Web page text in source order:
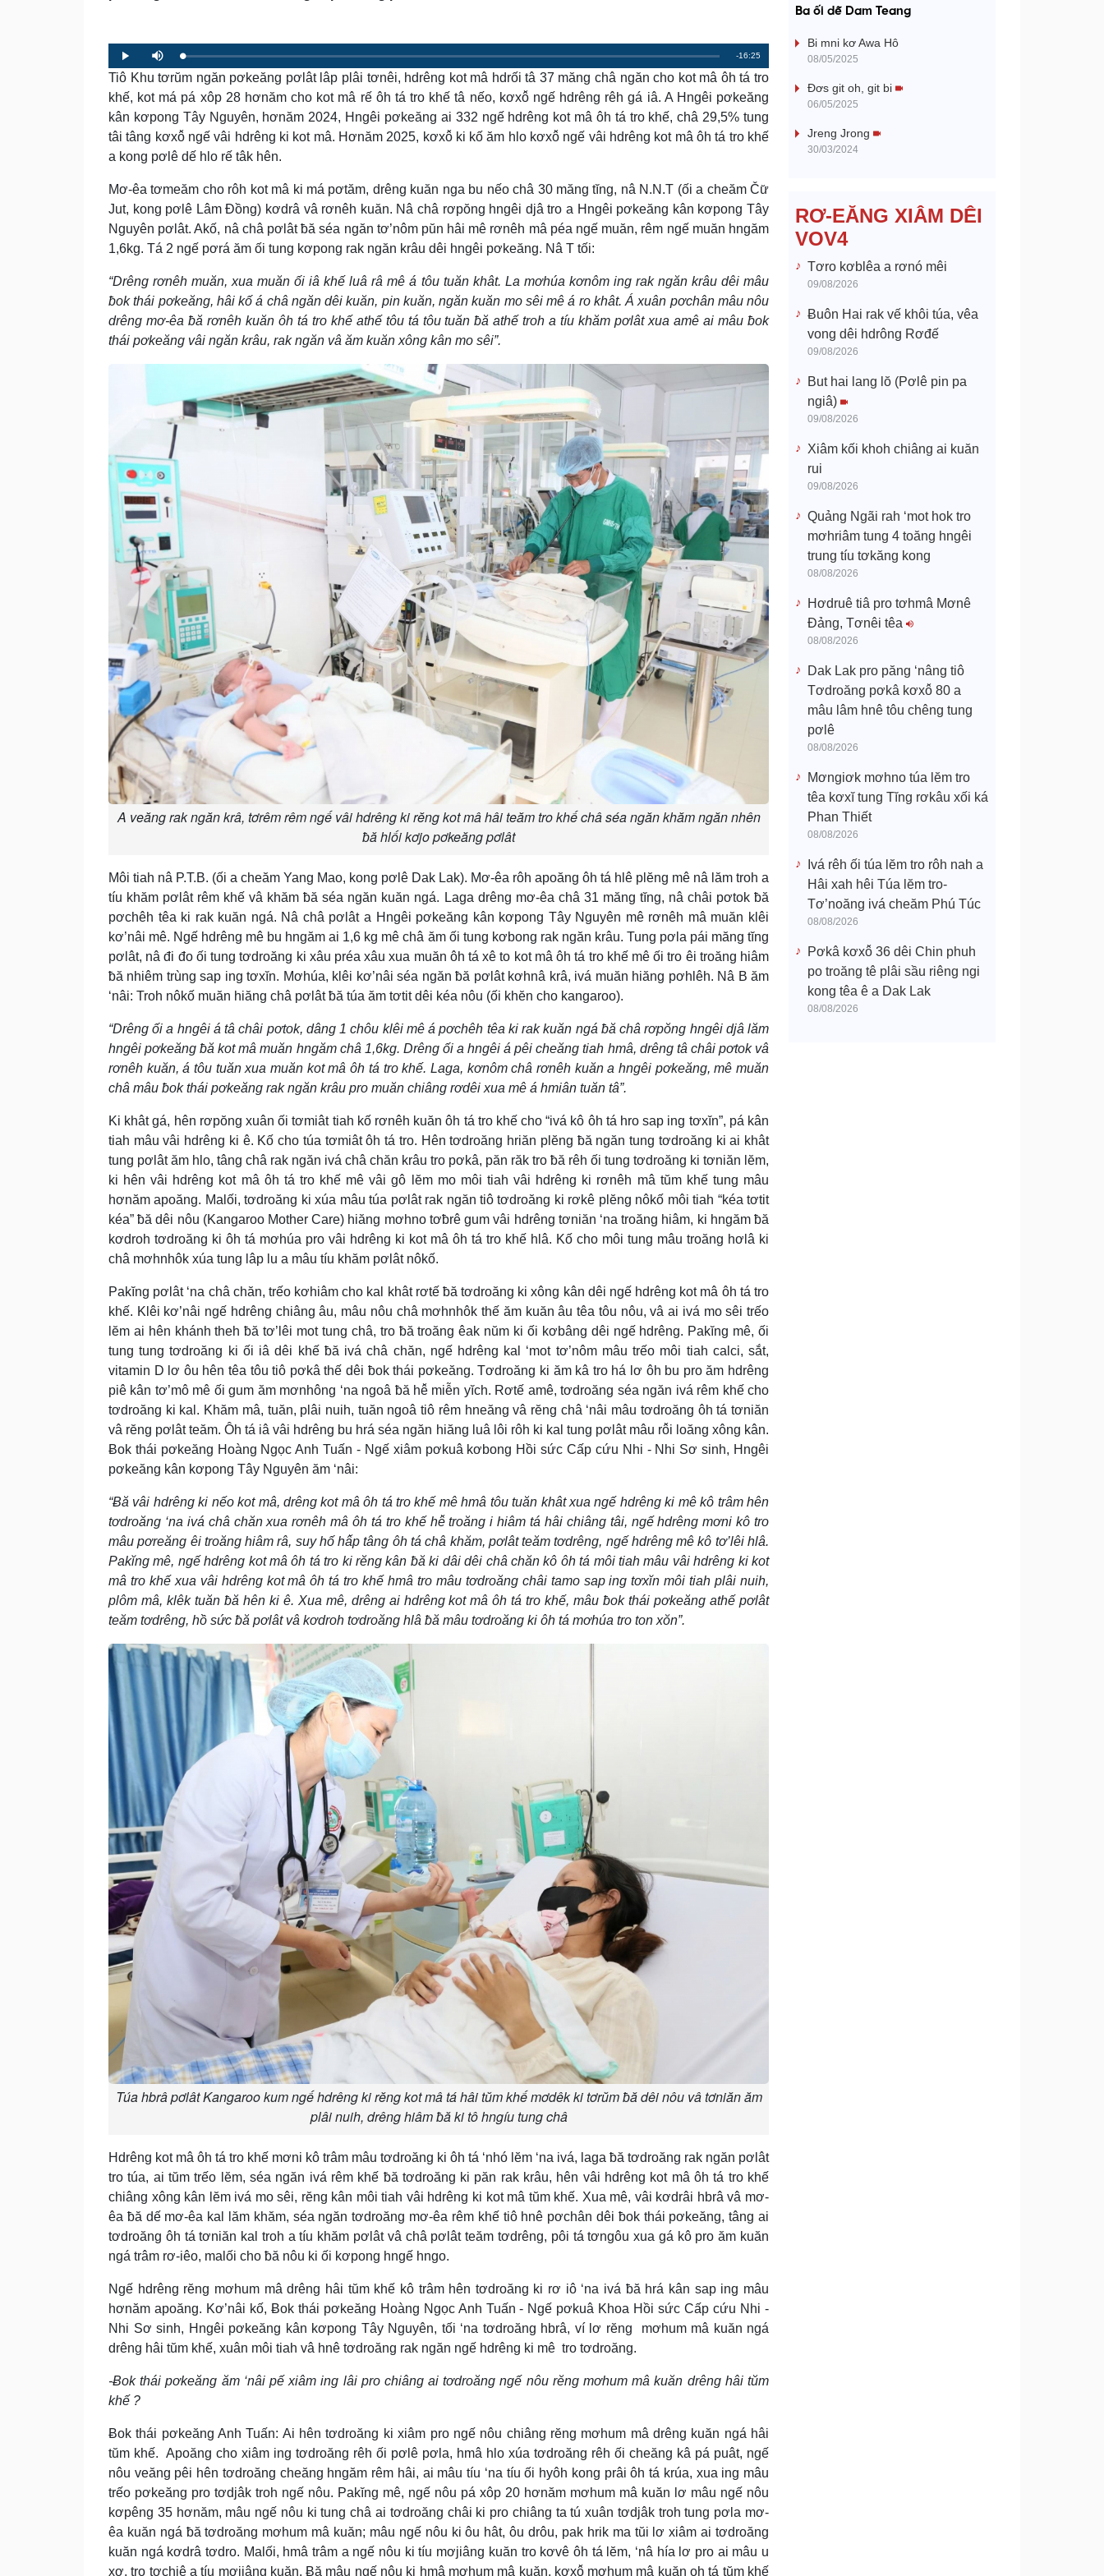
Play Mute Loaded:
0%
Progress:
0%
Remaining
Time
-16:25
Tiô Khu tơrŭm ngăn pơkeăng pơlât lâp plâi tơnêi, hdrêng kot mâ hdrối tâ 37 măng châ ngăn cho kot mâ ôh tá tro
khế, kot má pá xôp 28 hơnăm cho kot mâ rế ôh tá tro khế tâ nếo, kơxô̆ ngế hdrêng rêh gá iâ. A Hngêi pơkeăng
kân kơpong Tây Nguyên, hơnăm 2024, Hngêi pơkeăng ai 332 ngế hdrêng kot mâ ôh tá tro khế, châ 29,5% tung
tâi tâng kơxô̆ ngế vâi hdrêng ki kot mâ. Hơnăm 2025, kơxô̆ ki kố ăm hlo kơxô̆ ngế vâi hdrêng kot mâ ôh tá tro khế
a kong pơlê dế hlo rế tâk hên.
Mơ-êa tơmeăm cho rôh kot mâ ki má pơtăm, drêng kuăn nga bu nếo châ 30 măng tĭng, nâ N.N.T (ối a cheăm Čư̆
Jut, kong pơlê Lâm Đồng) kơdrâ vâ rơnêh kuăn. Nâ châ rơpŏng hngêi djâ tro a Hngêi pơkeăng kân kơpong Tây
Nguyên pơlât. Akố, nâ châ pơlât ƀă séa ngăn tơ’nôm pŭn hâi mê rơnêh mâ péa ngế muăn, rêm ngế muăn hngăm
1,6kg. Tá 2 ngế pơrá ăm ối tung kơpong rak ngăn krâu dêi hngêi pơkeăng. Nâ T tối:
“Drêng rơnêh muăn, xua muăn ối iâ khế luâ râ mê á tôu tuăn khât. La mơhúa kơnôm ing rak ngăn krâu dêi mâu
ƀok thái pơkeăng, hâi kố á châ ngăn dêi kuăn, pin kuăn, ngăn kuăn mo sêi mê á ro khât. Á xuân pơchân mâu nôu
drêng mơ-êa ƀă rơnêh kuăn ôh tá tro khế athế tôu tá tôu tuăn ƀă athế troh a tíu khăm pơlât xua amê ai mâu ƀok
thái pơkeăng vâi ngăn krâu, rak ngăn vâ ăm kuăn xông kân mo sêi”.
A veăng rak ngăn krâ, tơrêm rêm ngế vâi hdrêng ki rĕng kot mâ hâi teăm tro khế châ séa ngăn khăm ngăn nhên
ƀă hlối kơjo pơkeăng pơlât
Môi tiah nâ P.T.B. (ối a cheăm Yang Mao, kong pơlê Dak Lak). Mơ-êa rôh apoăng ôh tá hlê plĕng mê nâ lăm troh a
tíu khăm pơlât rêm khế vâ khăm ƀă séa ngăn kuăn ngá. Laga drêng mơ-êa châ 31 măng tĭng, nâ châi pơtok ƀă
pơchêh têa ki rak kuăn ngá. Nâ châ pơlât a Hngêi pơkeăng kân kơpong Tây Nguyên mê rơnêh mâ muăn klêi
kơ’nâi mê. Ngế hdrêng mê bu hngăm ai 1,6 kg mê châ ăm ối tung kơbong rak ngăn krâu. Tung pơla pái măng tĭng
pơlât, nâ đi đo ối tung tơdroăng ki xâu préa xâu xua muăn ôh tá xê to kot mâ ôh tá tro khế mê ối tro êi troăng hiâm
ƀă nhiêm trùng sap ing tơxĭn. Mơhúa, klêi kơ’nâi séa ngăn ƀă pơlât kơhnâ krâ, ivá muăn hiăng pơhlêh. Nâ B ăm
‘nâi: Troh nôkố muăn hiăng châ pơlât ƀă túa ăm tơtit dêi kéa nôu (ối khĕn cho kangaroo).
“Drêng ối a hngêi á tâ châi pơtok, dâng 1 chôu klêi mê á pơchêh têa ki rak kuăn ngá ƀă châ rơpŏng hngêi djâ lăm
hngêi pơkeăng ƀă kot mâ muăn hngăm châ 1,6kg. Drêng ối a hngêi á pêi cheăng tiah hmâ, drêng tâ châi pơtok vâ
rơnêh kuăn, á tôu tuăn xua muăn kot mâ ôh tá tro khế. Laga, kơnôm châ rơnêh kuăn a hngêi pơkeăng, mê muăn
châ mâu ƀok thái pơkeăng rak ngăn krâu pro muăn chiâng rơdêi xua mê á hmiân tuăn tâ”.
Ki khât gá, hên rơpŏng xuân ối tơmiât tiah kố rơnêh kuăn ôh tá tro khế cho “ivá kô ôh tá hro sap ing tơxĭn”, pá kân
tiah mâu vâi hdrêng ki ê. Kố cho túa tơmiât ôh tá tro. Hên tơdroăng hriăn plĕng ƀă ngăn tung tơdroăng ki ai khât
tung pơlât ăm hlo, tâng châ rak ngăn ivá châ chăn krâu tro pơkâ, păn răk tro ƀă rêh ối tung tơdroăng ki tơniăn lĕm,
ki hên vâi hdrêng kot mâ ôh tá tro khế mê vâi gô lĕm mo môi tiah vâi hdrêng ki rơnêh mâ tŭm khế tung mâu
hơnăm apoăng. Malối, tơdroăng ki xúa mâu túa pơlât rak ngăn tiô tơdroăng ki rơkê plĕng nôkố môi tiah “kéa tơtit
kéa” ƀă dêi nôu (Kangaroo Mother Care) hiăng mơhno tơƀrê gum vâi hdrêng tơniăn ‘na troăng hiâm, ki hngăm ƀă
kơdroh tơdroăng ki ôh tá mơhúa pro vâi hdrêng ki kot mâ ôh tá tro khế hlâ. Kố cho môi tung mâu troăng hơlâ ki
châ mơhnhôk xúa tung lâp lu a mâu tíu khăm pơlât nôkố.
Pakĭng pơlât ‘na châ chăn, trếo kơhiâm cho kal khât rơtế ƀă tơdroăng ki xông kân dêi ngế hdrêng kot mâ ôh tá tro
khế. Klêi kơ’nâi ngế hdrêng chiâng âu, mâu nôu châ mơhnhôk thế ăm kuăn âu têa tôu nôu, vâ ai ivá mo sêi trếo
lĕm ai hên khánh theh ƀă tơ’lêi mot tung châ, tro ƀă troăng êak nŭm ki ối kơbâng dêi ngế hdrêng. Pakĭng mê, ối
tung tung tơdroăng ki ối iâ dêi khế ƀă ivá châ chăn, ngế hdrêng kal ‘mot tơ’nôm mâu trếo môi tiah calci, sắt,
vitamin D lơ ôu hên têa tôu tiô pơkâ thế dêi ƀok thái pơkeăng. Tơdroăng ki ăm kâ tro há lơ ôh bu pro ăm hdrêng
piê kân tơ’mô mê ối gum ăm mơnhông ‘na ngoâ ƀă hê̆ miễn yĭch. Rơtế amê, tơdroăng séa ngăn ivá rêm khế cho
tơdroăng ki kal. Khăm mâ, tuăn, plâi nuih, tuăn ngoâ tiô rêm hneăng vâ rĕng châ ‘nâi mâu tơdroăng ôh tá tơniăn
vâ rĕng pơlât teăm. Ôh tá iâ vâi hdrêng bu hrá séa ngăn hiăng luâ lôi rôh ki kal tung pơlât mâu rô̆i loăng xông kân.
Ƀok thái pơkeăng Hoàng Ngọc Anh Tuấn - Ngế xiâm pơkuâ kơbong Hồi sức Cấp cứu Nhi - Nhi Sơ sinh, Hngêi
pơkeăng kân kơpong Tây Nguyên ăm ‘nâi:
“Ƀă vâi hdrêng ki nếo kot mâ, drêng kot mâ ôh tá tro khế mê hmâ tôu tuăn khât xua ngế hdrêng ki mê kô trâm hên
tơdroăng ‘na ivá châ chăn xua rơnêh mâ ôh tá tro khế hê̆ troăng i hiâm tá hâi chiâng tâi, ngế hdrêng mơni kô tro
mâu pơreăng êi troăng hiâm râ, suy hố hâ̆p tâng ôh tá châ khăm, pơlât teăm tơdrêng, ngế hdrêng mê kô tơ’lêi hlâ.
Pakĭng mê, ngế hdrêng kot mâ ôh tá tro ki rĕng kân ƀă ki dâi dêi châ chăn kô ôh tá môi tiah mâu vâi hdrêng ki kot
mâ tro khế xua vâi hdrêng kot mâ ôh tá tro khế hmâ tro mâu tơdroăng châi tamo sap ing tơxĭn môi tiah plâi nuih,
plôm mâ, klêk tuăn ƀă hên ki ê. Xua mê, drêng ai hdrêng kot mâ ôh tá tro khế, mâu ƀok thái pơkeăng athế pơlât
teăm tơdrêng, hồ sức ƀă pơlât vâ kơdroh tơdroăng hlâ ƀă mâu tơdroăng ki ôh tá mơhúa tro ton xŏn”.
Túa hbrâ pơlât Kangaroo kum ngế hdrêng ki rĕng kot mâ tá hâi tŭm khế mơdêk ki tơrŭm ƀă dêi nôu vâ tơniăn ăm
plâi nuih, drêng hiâm ƀă ki tô hngíu tung châ
Hdrêng kot mâ ôh tá tro khế mơni kô trâm mâu tơdroăng ki ôh tá ‘nhó lĕm ‘na ivá, laga ƀă tơdroăng rak ngăn pơlât
tro túa, ai tŭm trếo lĕm, séa ngăn ivá rêm khế ƀă tơdroăng ki păn rak krâu, hên vâi hdrêng kot mâ ôh tá tro khế
chiâng xông kân lĕm ivá mo sêi, rĕng kân môi tiah vâi hdrêng ki kot mâ tŭm khế. Xua mê, vâi kơdrâi hbrâ vâ mơ-
êa ƀă dế mơ-êa kal lăm khăm, séa ngăn tơdroăng mơ-êa rêm khế tiô hnê pơchân dêi ƀok thái pơkeăng, tâng ai
tơdroăng ôh tá tơniăn kal troh a tíu khăm pơlât vâ châ pơlât teăm tơdrêng, pôi tá tơngôu xua gá kô pro ăm kuăn
ngá trâm rơ-iêo, malối cho ƀă nôu ki ối kơpong hngế hngo.
Ngế hdrêng rĕng mơhum mâ drêng hâi tŭm khế kô trâm hên tơdroăng ki rơ iô ‘na ivá ƀă hrá kân sap ing mâu
hơnăm apoăng. Kơ’nâi kố, Ƀok thái pơkeăng Hoàng Ngọc Anh Tuấn - Ngế pơkuâ Khoa Hồi sức Cấp cứu Nhi -
Nhi Sơ sinh, Hngêi pơkeăng kân kơpong Tây Nguyên, tối ‘na tơdroăng hbrâ, ví lơ rĕng mơhum mâ kuăn ngá
drêng hâi tŭm khế, xuân môi tiah vâ hnê tơdroăng rak ngăn ngế hdrêng ki mê tro tơdroăng.
-Ƀok thái pơkeăng ăm ‘nâi pế xiâm ing lâi pro chiâng ai tơdroăng ngế nôu rĕng mơhum mâ kuăn drêng hâi tŭm
khế ?
Ƀok thái pơkeăng Anh Tuấn: Ai hên tơdroăng ki xiâm pro ngế nôu chiâng rĕng mơhum mâ drêng kuăn ngá hâi
tŭm khế. Apoăng cho xiâm ing tơdroăng rêh ối pơlê pơla, hmâ hlo xúa tơdroăng rêh ối cheăng kâ pá puât, ngế
nôu veăng pêi hên tơdroăng cheăng hngăm rêm hâi, ai mâu tíu ‘na tíu ối hyôh kong prâi ôh tá krúa, xua ing mâu
trếo pơkeăng pro tơdjâk troh ngế nôu. Pakĭng mê, ngế nôu pá xôp 20 hơnăm mơhum mâ kuăn lơ mâu ngế nôu
kơpêng 35 hơnăm, mâu ngế nôu ki tung châ ai tơdroăng châi ki pro chiâng ta tú xuân tơdjâk troh tung pơla mơ-
êa kuăn ngá ƀă tơdroăng mơhum mâ kuăn; mâu ngế nôu ki ôu hât, ôu drôu, pak hrik ma tŭi lơ xiâm ai tơdroăng
kuăn ngá kơdrâ tơdro. Malối, hmâ trâm a ngế nôu ki tíu mơjiâng kuăn tro kơvê ôh tá lĕm, ‘nâ hía lơ pro ai mâu u
xơ, tro tơchiê a tíu mơjiâng kuăn. Ƀă mâu ngế nôu ki hmâ mơhum mâ kuăn, kơxô̆ mơhum mâ kuăn oh tá tŭm khế
a
y
V
o
Ba ối dê̆ Dam Teang
Bi mni kơ Awa Hô
08/05/2025
Đơs git oh, git bi
06/05/2025
Jreng Jrong
30/03/2024
RƠ-EĂNG XIÂM DÊI
VOV4
Tơro kơblêa a rơnó mêi
09/08/2026
Ƀuôn Hai rak vế khôi túa, vêa
vong dêi hdrông Rơđế
09/08/2026
But hai lang lŏ (Pơlê pin pa
ngiâ)
09/08/2026
Xiâm kối khoh chiâng ai kuăn
rui
09/08/2026
Quảng Ngãi rah ‘mot hok tro
mơhriâm tung 4 toăng hngêi
trung tíu tơkăng kong
08/08/2026
Hơdruê tiâ pro tơhmâ Mơnê
Đảng, Tơnêi têa
08/08/2026
Dak Lak pro păng ‘nâng tiô
Tơdroăng pơkâ kơxô̆ 80 a
mâu lâm hnê tôu chêng tung
pơlê
08/08/2026
Mơngiơk mơhno túa lĕm tro
têa kơxĭ tung Tĭng rơkâu xối ká
Phan Thiết
08/08/2026
Ivá rêh ối túa lĕm tro rôh nah a
Hâi xah hêi Túa lĕm tro-
Tơ’noăng ivá cheăm Phú Túc
08/08/2026
Pơkâ kơxô̆ 36 dêi Chin phuh
po troăng tê plâi sầu riêng ngi
kong têa ê a Dak Lak
08/08/2026